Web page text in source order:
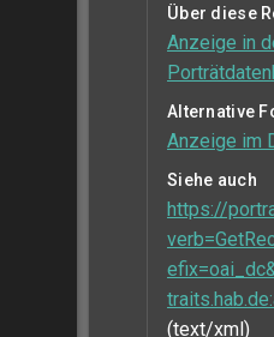
Über diese
Anzeige in
Alternative
Anzeige im
Siehe auch
https://
(text/xml)